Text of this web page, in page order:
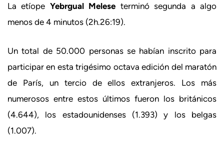
La etíope Yebrgual Melese terminó segunda a algo
menos de 4 minutos (2h.26:19).
Un total de 50.000 personas se habían inscrito para
participar en esta trigésimo octava edición del maratón
de París, un tercio de ellos extranjeros. Los más
numerosos entre estos últimos fueron los británicos
(4.644), los estadounidenses (1.393) y los belgas
(1.007).